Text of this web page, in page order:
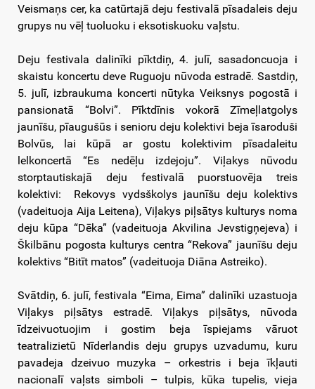
Veismaņs cer, ka catūrtajā deju festivalā pīsadaleis deju
grupys nu vēļ tuoluoku i eksotiskuoku vaļstu.
Deju festivala dalinīki pīktdiņ, 4. julī, sasadoncuoja i
skaistu koncertu deve Ruguoju nūvoda estradē. Sastdiņ,
5. julī, izbraukuma koncerti nūtyka Veiksnys pogostā i
pansionatā “Bolvi”. Pīktdīnis vokorā Zīmeļlatgolys
jaunīšu, pīaugušūs i senioru deju kolektivi beja īsaroduši
Bolvūs, lai kūpā ar gostu kolektivim pīsadaleitu
lelkoncertā “Es nedēļu izdejoju”. Viļakys nūvodu
storptautiskajā deju festivalā puorstuovēja treis
kolektivi: Rekovys vydsškolys jaunīšu deju kolektivs
(vadeituoja Aija Leitena), Viļakys piļsātys kulturys noma
deju kūpa “Dēka” (vadeituoja Akvilina Jevstigņejeva) i
Škilbānu pogosta kulturys centra “Rekova” jaunīšu deju
kolektivs “Bitīt matos” (vadeituoja Diāna Astreiko).
Svātdiņ, 6. julī, festivala “Eima, Eima” dalinīki uzastuoja
Viļakys piļsātys estradē. Viļakys piļsātys, nūvoda
īdzeivuotuojim i gostim beja īspiejams vāruot
teatralizietū Nīderlandis deju grupys uzvadumu, kuru
pavadeja dzeivuo muzyka – orkestris i beja īkļauti
nacionalī vaļsts simboli – tulpis, kūka tupelis, vieja